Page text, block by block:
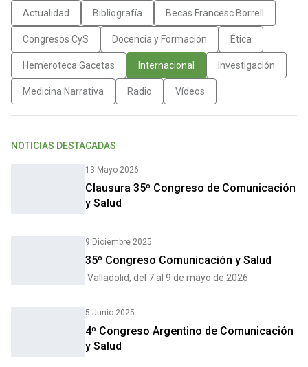
Actualidad Bibliografía Becas Francesc Borrell
Congresos CyS Docencia y Formación Ética
Hemeroteca Gacetas Internacional Investigación
Medicina Narrativa Radio Vídeos
NOTICIAS DESTACADAS
13 Mayo 2026
Clausura 35º Congreso de Comunicación
y Salud
9 Diciembre 2025
35º Congreso Comunicación y Salud
Valladolid, del 7 al 9 de mayo de 2026
5 Junio 2025
4º Congreso Argentino de Comunicación
y Salud